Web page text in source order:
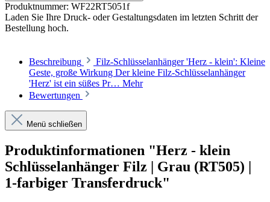
Produktnummer: WF22RT5051f
Laden Sie Ihre Druck- oder Gestaltungsdaten im letzten Schritt der
Bestellung hoch.
Beschreibung
Filz-Schlüsselanhänger 'Herz - klein': Kleine
Geste, große Wirkung Der kleine Filz-Schlüsselanhänger
'Herz' ist ein süßes Pr… Mehr
Bewertungen
Menü schließen
Produktinformationen "Herz - klein
Schlüsselanhänger Filz | Grau (RT505) |
1-farbiger Transferdruck"